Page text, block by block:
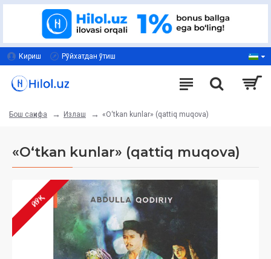
Кириш Рўйхатдан ўтиш
Бош саҳифа Излаш «O‘tkan kunlar» (qattiq muqova)
«O‘tkan kunlar» (qattiq muqova)
ЙЎҚ